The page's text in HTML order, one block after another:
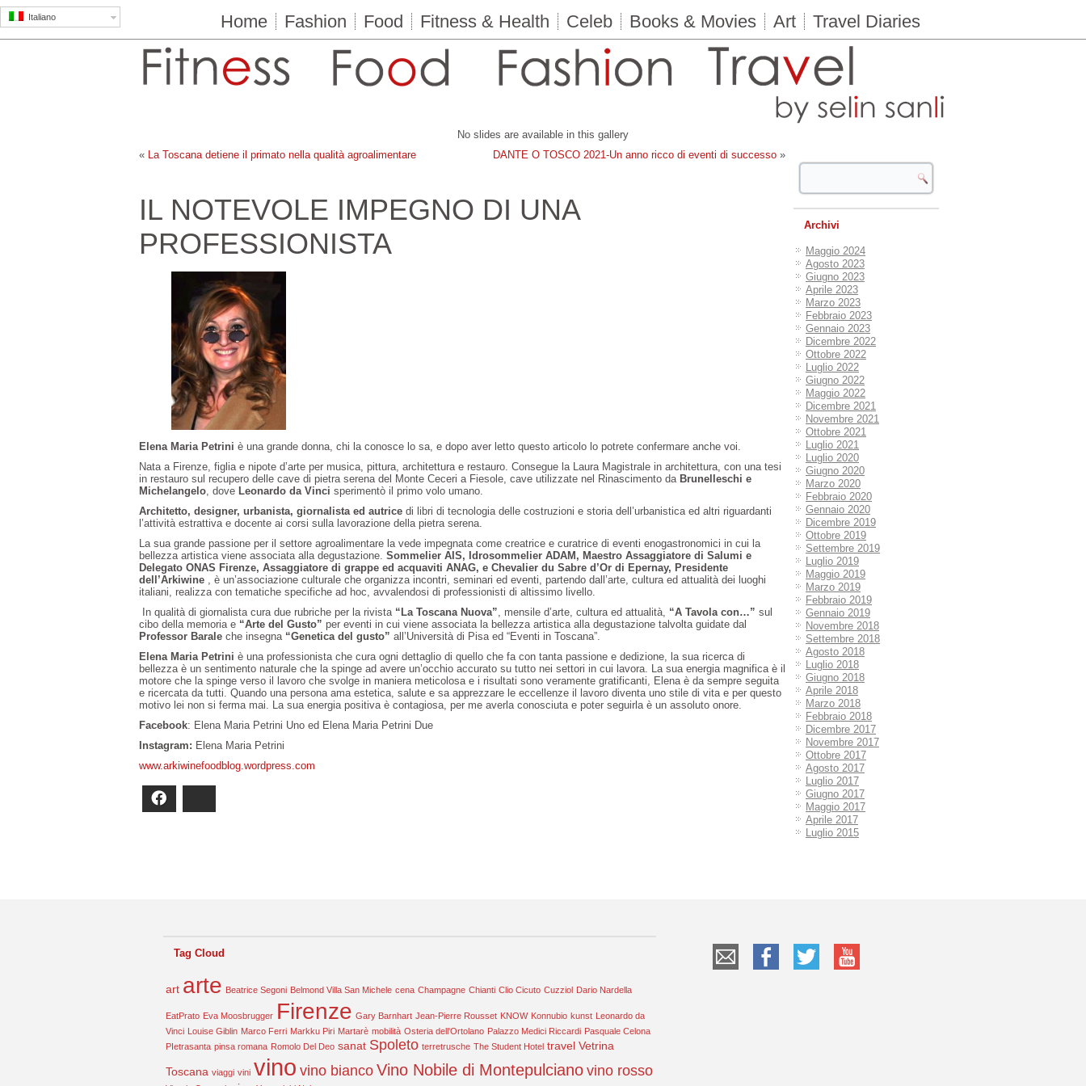
Italiano Home Fashion Food Fitness & Health Celeb Books & Movies Art Travel Diaries
No slides are available in this gallery
« La Toscana detiene il primato nella qualità agroalimentare DANTE O TOSCO 2021-Un anno ricco di eventi di successo »
IL NOTEVOLE IMPEGNO DI UNA
PROFESSIONISTA
Elena Maria Petrini è una grande donna, chi la conosce lo sa, e dopo aver letto questo articolo lo potrete confermare anche voi.
Nata a Firenze, figlia e nipote d’arte per musica, pittura, architettura e restauro. Consegue la Laura Magistrale in architettura, con una tesi
in restauro sul recupero delle cave di pietra serena del Monte Ceceri a Fiesole, cave utilizzate nel Rinascimento da Brunelleschi e
Michelangelo, dove Leonardo da Vinci sperimentò il primo volo umano.
Architetto, designer, urbanista, giornalista ed autrice di libri di tecnologia delle costruzioni e storia dell’urbanistica ed altri riguardanti
l’attività estrattiva e docente ai corsi sulla lavorazione della pietra serena.
La sua grande passione per il settore agroalimentare la vede impegnata come creatrice e curatrice di eventi enogastronomici in cui la
bellezza artistica viene associata alla degustazione. Sommelier AIS, Idrosommelier ADAM, Maestro Assaggiatore di Salumi e
Delegato ONAS Firenze, Assaggiatore di grappe ed acquaviti ANAG, e Chevalier du Sabre d’Or di Epernay, Presidente
dell’Arkiwine , è un’associazione culturale che organizza incontri, seminari ed eventi, partendo dall’arte, cultura ed attualità dei luoghi
italiani, realizza con tematiche specifiche ad hoc, avvalendosi di professionisti di altissimo livello.
In qualità di giornalista cura due rubriche per la rivista “La Toscana Nuova”, mensile d’arte, cultura ed attualità, “A Tavola con…” sul
cibo della memoria e “Arte del Gusto” per eventi in cui viene associata la bellezza artistica alla degustazione talvolta guidate dal
Professor Barale che insegna “Genetica del gusto” all’Università di Pisa ed “Eventi in Toscana”.
Elena Maria Petrini è una professionista che cura ogni dettaglio di quello che fa con tanta passione e dedizione, la sua ricerca di
bellezza è un sentimento naturale che la spinge ad avere un’occhio accurato su tutto nei settori in cui lavora. La sua energia magnifica è il
motore che la spinge verso il lavoro che svolge in maniera meticolosa e i risultati sono veramente gratificanti, Elena è da sempre seguita
e ricercata da tutti. Quando una persona ama estetica, salute e sa apprezzare le eccellenze il lavoro diventa uno stile di vita e per questo
motivo lei non si ferma mai. La sua energia positiva è contagiosa, per me averla conosciuta e poter seguirla è un assoluto onore.
Facebook: Elena Maria Petrini Uno ed Elena Maria Petrini Due
Instagram: Elena Maria Petrini
www.arkiwinefoodblog.wordpress.com
Archivi
Maggio 2024
Agosto 2023
Giugno 2023
Aprile 2023
Marzo 2023
Febbraio 2023
Gennaio 2023
Dicembre 2022
Ottobre 2022
Luglio 2022
Giugno 2022
Maggio 2022
Dicembre 2021
Novembre 2021
Ottobre 2021
Luglio 2021
Luglio 2020
Giugno 2020
Marzo 2020
Febbraio 2020
Gennaio 2020
Dicembre 2019
Ottobre 2019
Settembre 2019
Luglio 2019
Maggio 2019
Marzo 2019
Febbraio 2019
Gennaio 2019
Novembre 2018
Settembre 2018
Agosto 2018
Luglio 2018
Giugno 2018
Aprile 2018
Marzo 2018
Febbraio 2018
Dicembre 2017
Novembre 2017
Ottobre 2017
Agosto 2017
Luglio 2017
Giugno 2017
Maggio 2017
Aprile 2017
Luglio 2015
Tag Cloud
art arte Beatrice Segoni Belmond Villa San Michele cena Champagne Chianti Clio Cicuto Cuzziol Dario Nardella
EatPrato Eva Moosbrugger Firenze Gary Barnhart Jean-Pierre Rousset KNOW Konnubio kunst Leonardo da
Vinci Louise Giblin Marco Ferri Markku Piri Martarè mobilità Osteria dell'Ortolano Palazzo Medici Riccardi Pasquale Celona
PIetrasanta pinsa romana Romolo Del Deo sanat Spoleto terretrusche The Student Hotel travel Vetrina
Toscana viaggi vini vino vino bianco Vino Nobile di Montepulciano vino rosso